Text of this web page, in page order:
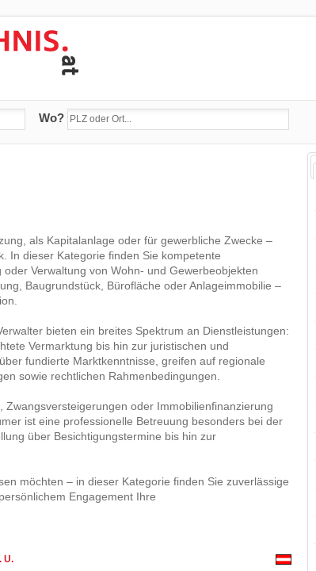
Wo?
als Kapitalanlage oder für gewerbliche Zwecke –
In dieser Kategorie finden Sie kompetente
Verwaltung von Wohn- und Gewerbeobjekten
Baugrundstück, Bürofläche oder Anlageimmobilie –
bieten ein breites Spektrum an Dienstleistungen:
Vermarktung bis hin zur juristischen und
fundierte Marktkenntnisse, greifen auf regionale
sowie rechtlichen Rahmenbedingungen.
oder Immobilienfinanzierung
ist eine professionelle Betreuung besonders bei der
über Besichtigungstermine bis hin zur
möchten – in dieser Kategorie finden Sie zuverlässige
Engagement Ihre
U.